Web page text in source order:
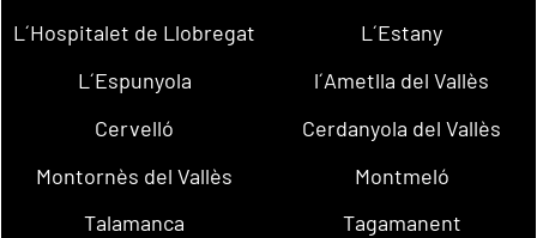
L´Hospitalet de Llobregat
L´Estany
L´Espunyola
l´Ametlla del Vallès
Cervelló
Cerdanyola del Vallès
Montornès del Vallès
Montmeló
Talamanca
Tagamanent